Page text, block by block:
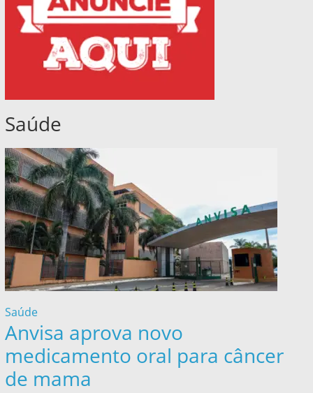
Saúde
Saúde
Anvisa aprova novo
medicamento oral para câncer
de mama